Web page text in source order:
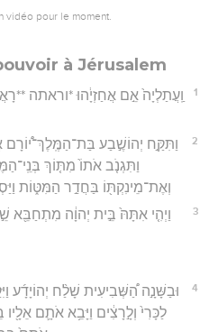
vidéo pour le moment.
à Jérusalem
1
וַֽעֲתַלְיָה֙ אֵ֣ם אֲחַזְיָ֔הוּ *וראתה
2
וַתִּקַּ֣ח יְהוֹשֶׁ֣בַע בַּת־הַמֶּֽלֶךְ־י֠וֹרָם
וַתִּגְנֹ֤ב אֹתוֹ֙ מִתּ֤וֹךְ
וְאֶת־מֵינִקְתּ֖וֹ בַּחֲדַ֣ר הַמִּטּ֑וֹת
3 וַיְהִ֤י אִתָּהּ֙ בֵּ֣ית יְהוָ֔ה מִתְחַבֵּ֖א
4
וּבַשָּׁנָ֣ה הַ֠שְּׁבִיעִית שָׁלַ֨ח יְהוֹיָדָ֜ע
לַכָּרִי֙ וְלָ֣רָצִ֔ים וַיָּבֵ֥א אֹתָ֛ם